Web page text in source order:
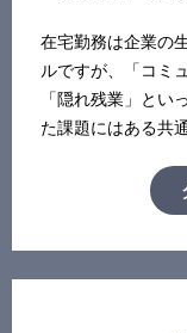
在宅勤務は企業の
ルですが、「コミ
「隠れ残業」とい
た課題にはある共